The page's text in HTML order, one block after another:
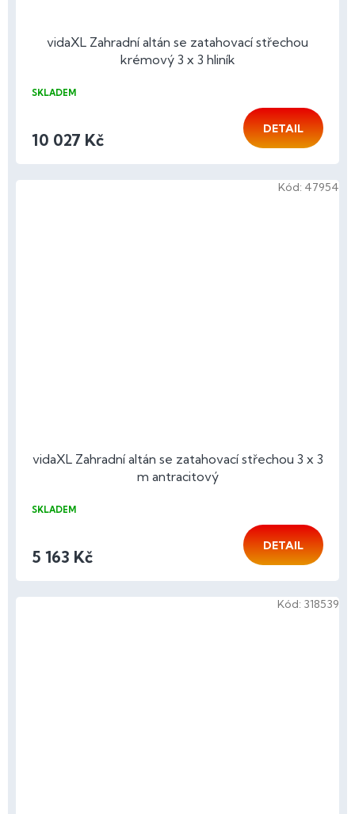
vidaXL Zahradní altán se zatahovací střechou
krémový 3 x 3 hliník
SKLADEM
10 027 Kč
DETAIL
vidaXL Zahradní altán se zatahovací střechou 3 x 3
m antracitový
SKLADEM
5 163 Kč
DETAIL
Kód: 47954
Kód: 318539